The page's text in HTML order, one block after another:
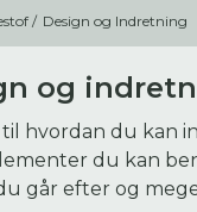
/ Design og Indretning
og
til hvordan du kan
du kan
går efter og